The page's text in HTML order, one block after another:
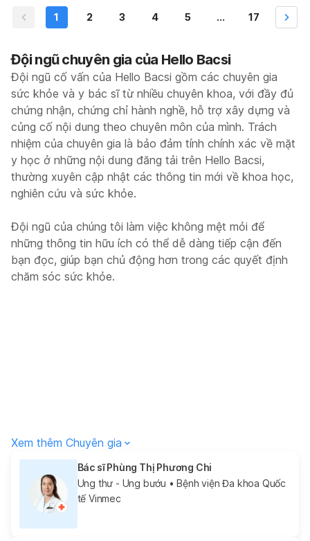
1 2 3 4 5 ... 17
Đội ngũ chuyên gia của Hello Bacsi
Đội ngũ cố vấn của Hello Bacsi gồm các chuyên gia
sức khỏe và y bác sĩ từ nhiều chuyên khoa, với đầy đủ
chứng nhận, chứng chỉ hành nghề, hỗ trợ xây dựng và
củng cố nội dung theo chuyên môn của mình. Trách
nhiệm của chuyên gia là bảo đảm tính chính xác về mặt
y học ở những nội dung đăng tải trên Hello Bacsi,
thường xuyên cập nhật các thông tin mới về khoa học,
nghiên cứu và sức khỏe.
Đội ngũ của chúng tôi làm việc không mệt mỏi để
những thông tin hữu ích có thể dễ dàng tiếp cận đến
bạn đọc, giúp bạn chủ động hơn trong các quyết định
chăm sóc sức khỏe.
Xem thêm Chuyên gia
Bác sĩ Phùng Thị Phương Chi
Ung thư - Ung bướu • Bệnh viện Đa khoa Quốc
tế Vinmec